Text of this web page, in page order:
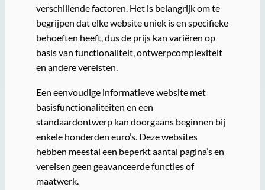
verschillende factoren. Het is belangrijk om te
begrijpen dat elke website uniek is en specifieke
behoeften heeft, dus de prijs kan variëren op
basis van functionaliteit, ontwerpcomplexiteit
en andere vereisten.
Een eenvoudige informatieve website met
basisfunctionaliteiten en een
standaardontwerp kan doorgaans beginnen bij
enkele honderden euro’s. Deze websites
hebben meestal een beperkt aantal pagina’s en
vereisen geen geavanceerde functies of
maatwerk.